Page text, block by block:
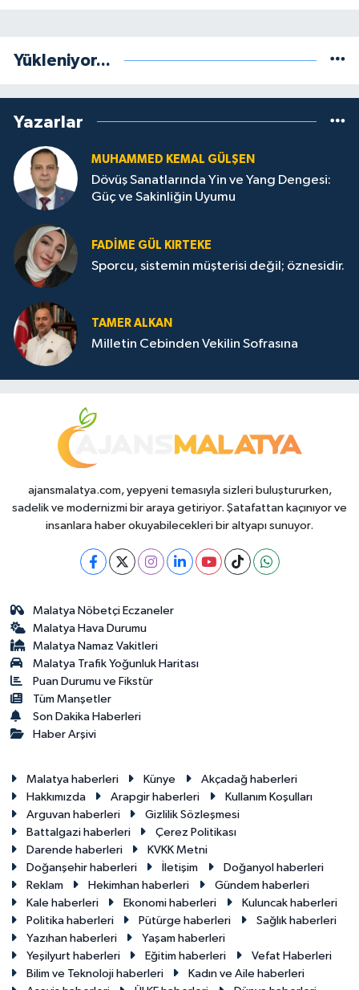
Yükleniyor...
Yazarlar
MUHAMMED KEMAL GÜLŞEN
Dövüş Sanatlarında Yin ve Yang Dengesi:
Güç ve Sakinliğin Uyumu
FADIME GÜL KIRTEKE
Sporcu, sistemin müşterisi değil; öznesidir.
TAMER ALKAN
Milletin Cebinden Vekilin Sofrasına
ajansmalatya.com, yepyeni temasıyla sizleri buluştururken,
sadelik ve modernizmi bir araya getiriyor. Şatafattan kaçınıyor ve
insanlara haber okuyabilecekleri bir altyapı sunuyor.
Malatya Nöbetçi Eczaneler
Malatya Hava Durumu
Malatya Namaz Vakitleri
Malatya Trafik Yoğunluk Haritası
Puan Durumu ve Fikstür
Tüm Manşetler
Son Dakika Haberleri
Haber Arşivi
Malatya haberleri Künye
Akçadağ haberleri
Hakkımızda
Arapgir haberleri
Kullanım Koşulları
Arguvan haberleri
Gizlilik Sözleşmesi
Battalgazi haberleri
Çerez Politikası
Darende haberleri
KVKK Metni
Doğanşehir haberleri
İletişim
Doğanyol haberleri
Reklam
Hekimhan haberleri
Gündem haberleri
Kale haberleri
Ekonomi haberleri
Kuluncak haberleri
Politika haberleri
Pütürge haberleri
Sağlık haberleri
Yazıhan haberleri
Yaşam haberleri
Yeşilyurt haberleri
Eğitim haberleri
Vefat Haberleri
Bilim ve Teknoloji haberleri
Kadın ve Aile haberleri